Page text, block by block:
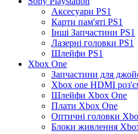
Аксесуари PS1
Карти пам'яті PS1
Інші Запчастини PS1
Лазерні головки PS1
Шлейфи PS1
Xbox One
Запчастини для
Xbox one HDMI
Шлейфи Xbox One
Плати Xbox One
Оптичні головки
Блоки живлення